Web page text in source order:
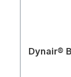
Dynair®